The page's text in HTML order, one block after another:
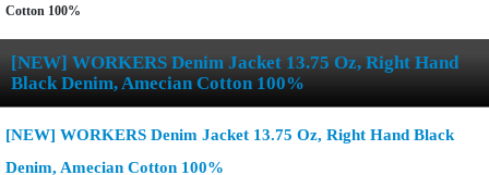
Cotton 100%
[NEW] WORKERS Denim Jacket 13.75 Oz, Right Hand
Black Denim, Amecian Cotton 100%
[NEW] WORKERS Denim Jacket 13.75 Oz, Right Hand Black
Denim, Amecian Cotton 100%